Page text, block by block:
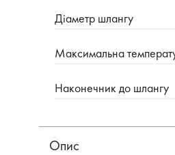
Діаметр шлангу
Максимальна
Наконечник до шлангу
Опис